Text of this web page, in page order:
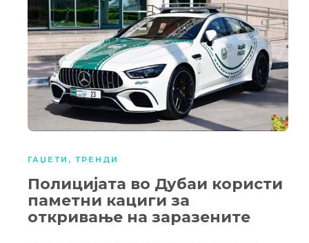
ГАЏЕТИ , ТРЕНДИ
Полицијата во Дубаи користи
паметни кациги за
откривање на заразените